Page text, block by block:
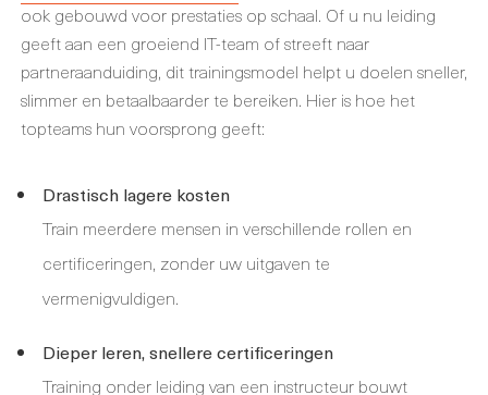
ook gebouwd voor prestaties op schaal. Of u nu leiding
geeft aan een groeiend IT-team of streeft naar
partneraanduiding, dit trainingsmodel helpt u doelen sneller,
slimmer en betaalbaarder te bereiken. Hier is hoe het
topteams hun voorsprong geeft:
Drastisch lagere kosten
Train meerdere mensen in verschillende rollen en
certificeringen, zonder uw uitgaven te
vermenigvuldigen.
Dieper leren, snellere certificeringen
Training onder leiding van een instructeur bouwt